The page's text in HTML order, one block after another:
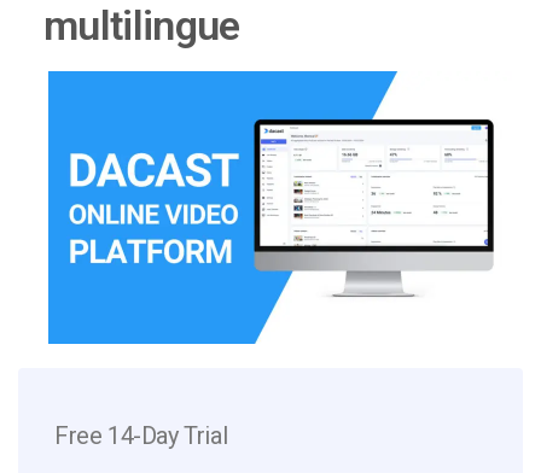
multilingue
Free 14-Day Trial